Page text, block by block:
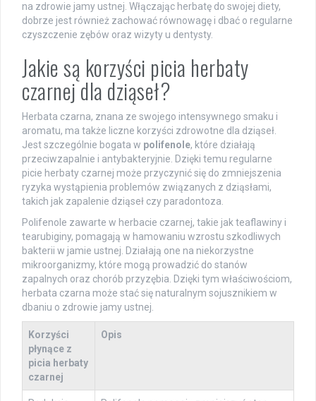
na zdrowie jamy ustnej. Włączając herbatę do swojej diety,
dobrze jest również zachować równowagę i dbać o regularne
czyszczenie zębów oraz wizyty u dentysty.
Jakie są korzyści picia herbaty
czarnej dla dziąseł?
Herbata czarna, znana ze swojego intensywnego smaku i
aromatu, ma także liczne korzyści zdrowotne dla dziąseł.
Jest szczególnie bogata w polifenole, które działają
przeciwzapalnie i antybakteryjnie. Dzięki temu regularne
picie herbaty czarnej może przyczynić się do zmniejszenia
ryzyka wystąpienia problemów związanych z dziąsłami,
takich jak zapalenie dziąseł czy paradontoza.
Polifenole zawarte w herbacie czarnej, takie jak teaflawiny i
tearubiginy, pomagają w hamowaniu wzrostu szkodliwych
bakterii w jamie ustnej. Działają one na niekorzystne
mikroorganizmy, które mogą prowadzić do stanów
zapalnych oraz chorób przyzębia. Dzięki tym właściwościom,
herbata czarna może stać się naturalnym sojusznikiem w
dbaniu o zdrowie jamy ustnej.
Korzyści
płynące z
picia herbaty
czarnej
Opis